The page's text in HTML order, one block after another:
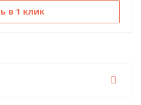
в 1 клик